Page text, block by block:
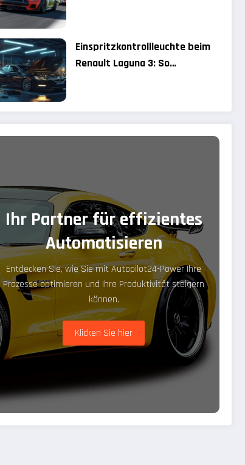
Einspritzkontrollleuchte beim
Renault Laguna 3: So
Ihr Partner für effizientes
Automatisieren
Entdecken Sie, wie Sie mit Autopilot24-Power Ihre
Prozesse optimieren und Ihre Produktivität steigern
können.
Klicken Sie hier